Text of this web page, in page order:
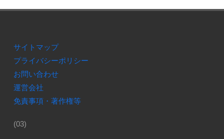
サイトマップ
プライバシーポリシー
お問い合わせ
運営会社
免責事項・著作権等
(03)